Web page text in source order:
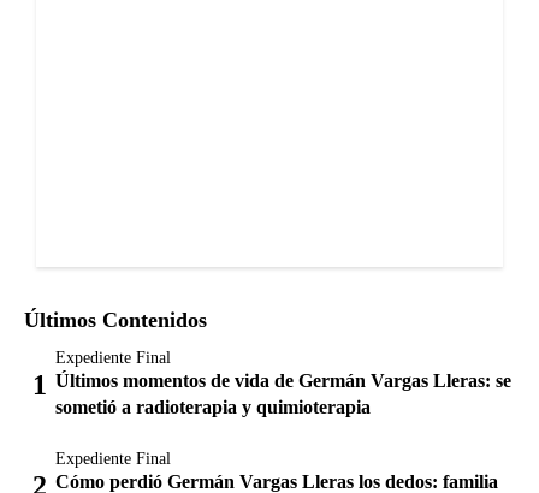
Últimos Contenidos
Expediente Final
Últimos momentos de vida de Germán Vargas Lleras: se
sometió a radioterapia y quimioterapia
Expediente Final
Cómo perdió Germán Vargas Lleras los dedos: familia